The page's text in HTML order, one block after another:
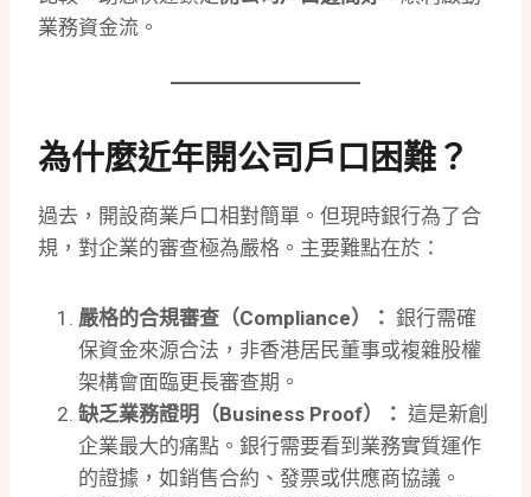
業務資金流。
為什麼近年開公司戶口困難？
過去，開設商業戶口相對簡單。但現時銀行為了合
規，對企業的審查極為嚴格。主要難點在於：
嚴格的合規審查（Compliance）： 銀行需確
保資金來源合法，非香港居民董事或複雜股權
架構會面臨更長審查期。
缺乏業務證明（Business Proof）： 這是新創
企業最大的痛點。銀行需要看到業務實質運作
的證據，如銷售合約、發票或供應商協議。